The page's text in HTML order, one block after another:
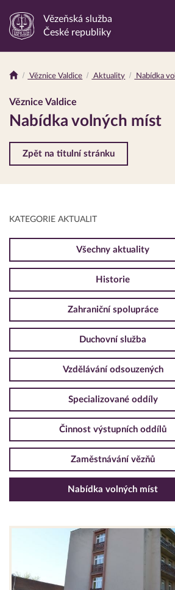
Odkaz
stránku
Vězeňská služba
České republiky
Drobečková
navigace
Věznice Valdice Aktuality Nabídka
Věznice Valdice
Nabídka volných míst
Zpět na titulní stránku
KATEGORIE AKTUALIT
Všechny aktuality
Historie
Zahraniční spolupráce
Duchovní služba
Vzdělávání odsouzených
Specializované oddíly
Činnost výstupních oddílů
Zaměstnávání vězňů
Nabídka volných míst